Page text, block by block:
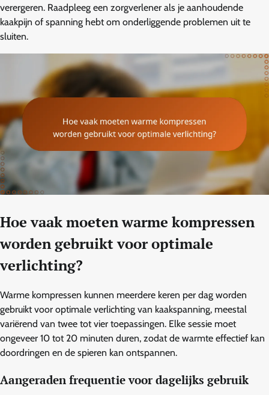
verergeren. Raadpleeg een zorgverlener als je aanhoudende
kaakpijn of spanning hebt om onderliggende problemen uit te
sluiten.
Hoe vaak moeten warme kompressen
worden gebruikt voor optimale
verlichting?
Warme kompressen kunnen meerdere keren per dag worden
gebruikt voor optimale verlichting van kaakspanning, meestal
variërend van twee tot vier toepassingen. Elke sessie moet
ongeveer 10 tot 20 minuten duren, zodat de warmte effectief kan
doordringen en de spieren kan ontspannen.
Aangeraden frequentie voor dagelijks gebruik